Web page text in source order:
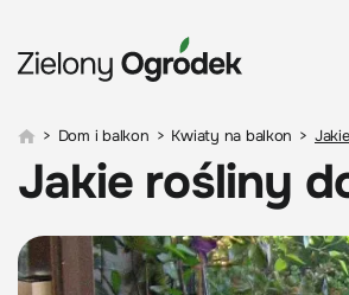
> Dom i balkon > Kwiaty na balkon >
Jakie rośliny